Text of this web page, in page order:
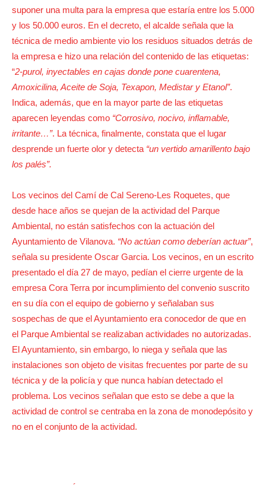
suponer una multa para la empresa que estaría entre los 5.000
y los 50.000 euros. En el decreto, el alcalde señala que la
técnica de medio ambiente vio los residuos situados detrás de
la empresa e hizo una relación del contenido de las etiquetas:
“2-purol, inyectables en cajas donde pone cuarentena,
Amoxicilina, Aceite de Soja, Texapon, Medistar y Etanol”.
Indica, además, que en la mayor parte de las etiquetas
aparecen leyendas como “Corrosivo, nocivo, inflamable,
irritante…”. La técnica, finalmente, constata que el lugar
desprende un fuerte olor y detecta “un vertido amarillento bajo
los palés”.
Los vecinos del Camí de Cal Sereno-Les Roquetes, que
desde hace años se quejan de la actividad del Parque
Ambiental, no están satisfechos con la actuación del
Ayuntamiento de Vilanova. “No actúan como deberían actuar”,
señala su presidente Oscar Garcia. Los vecinos, en un escrito
presentado el día 27 de mayo, pedían el cierre urgente de la
empresa Cora Terra por incumplimiento del convenio suscrito
en su día con el equipo de gobierno y señalaban sus
sospechas de que el Ayuntamiento era conocedor de que en
el Parque Ambiental se realizaban actividades no autorizadas.
El Ayuntamiento, sin embargo, lo niega y señala que las
instalaciones son objeto de visitas frecuentes por parte de su
técnica y de la policía y que nunca habían detectado el
problema. Los vecinos señalan que esto se debe a que la
actividad de control se centraba en la zona de monodepósito y
no en el conjunto de la actividad.